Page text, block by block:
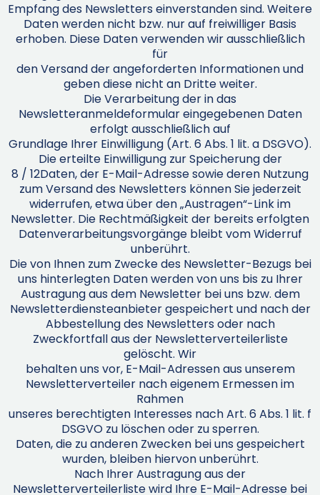
Empfang des Newsletters einverstanden sind. Weitere
Daten werden nicht bzw. nur auf freiwilliger Basis
erhoben. Diese Daten verwenden wir ausschließlich
für
den Versand der angeforderten Informationen und
geben diese nicht an Dritte weiter.
Die Verarbeitung der in das
Newsletteranmeldeformular eingegebenen Daten
erfolgt ausschließlich auf
Grundlage Ihrer Einwilligung (Art. 6 Abs. 1 lit. a DSGVO).
Die erteilte Einwilligung zur Speicherung der
8 / 12Daten, der E-Mail-Adresse sowie deren Nutzung
zum Versand des Newsletters können Sie jederzeit
widerrufen, etwa über den „Austragen“-Link im
Newsletter. Die Rechtmäßigkeit der bereits erfolgten
Datenverarbeitungsvorgänge bleibt vom Widerruf
unberührt.
Die von Ihnen zum Zwecke des Newsletter-Bezugs bei
uns hinterlegten Daten werden von uns bis zu Ihrer
Austragung aus dem Newsletter bei uns bzw. dem
Newsletterdiensteanbieter gespeichert und nach der
Abbestellung des Newsletters oder nach
Zweckfortfall aus der Newsletterverteilerliste
gelöscht. Wir
behalten uns vor, E-Mail-Adressen aus unserem
Newsletterverteiler nach eigenem Ermessen im
Rahmen
unseres berechtigten Interesses nach Art. 6 Abs. 1 lit. f
DSGVO zu löschen oder zu sperren.
Daten, die zu anderen Zwecken bei uns gespeichert
wurden, bleiben hiervon unberührt.
Nach Ihrer Austragung aus der
Newsletterverteilerliste wird Ihre E-Mail-Adresse bei